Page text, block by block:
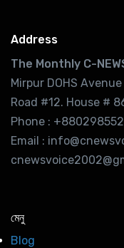
Address
The Monthly C-
Mirpur DOHS
Road #12. House #
Phone :
Email :
মেনু
Blog